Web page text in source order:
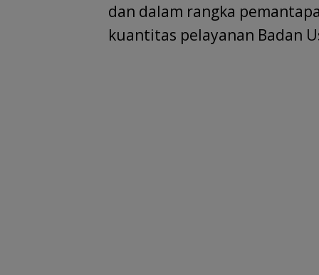
dan dalam rangka
kuantitas pelayanan Badan